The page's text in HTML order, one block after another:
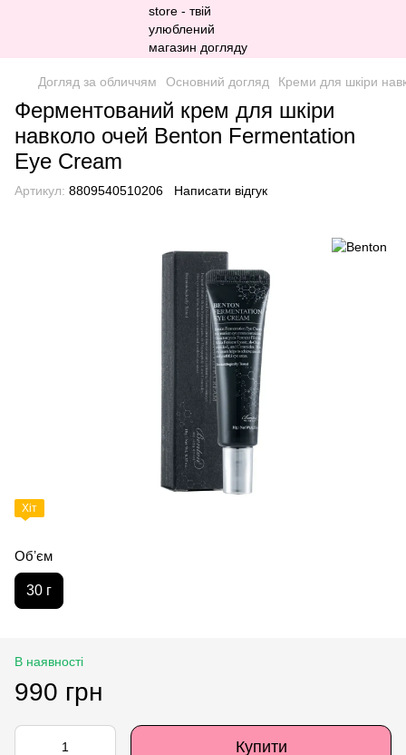
Догляд за обличчям Основний догляд Креми для шкіри
Ферментований крем для шкіри
навколо очей Benton Fermentation
Eye Cream
Артикул: 8809540510206 Написати відгук
Хіт
Обʼєм
30 г
В наявності
990 грн
Купити